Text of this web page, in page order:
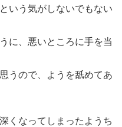
いう気がしないでもない
に、悪いところに手を当
うので、ようを舐めてあ
くなってしまったようち